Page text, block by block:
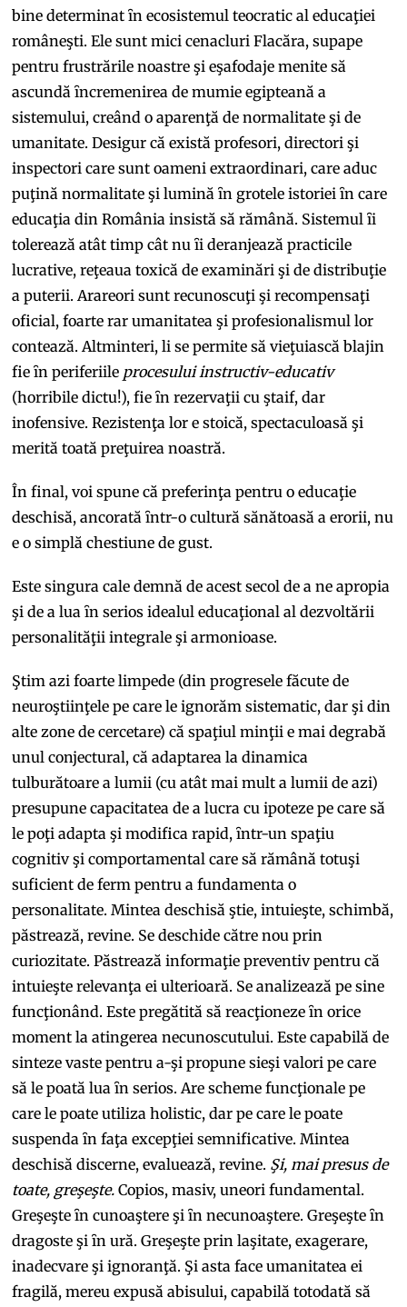
bine determinat ȋn ecosistemul teocratic al educaţiei
româneşti. Ele sunt mici cenacluri Flacăra, supape
pentru frustrările noastre şi eşafodaje menite să
ascundă ȋncremenirea de mumie egipteană a
sistemului, creând o aparenţă de normalitate şi de
umanitate. Desigur că există profesori, directori şi
inspectori care sunt oameni extraordinari, care aduc
puţină normalitate şi lumină ȋn grotele istoriei ȋn care
educaţia din România insistă să rămână. Sistemul ȋi
tolerează atât timp cât nu ȋi deranjează practicile
lucrative, reţeaua toxică de examinări şi de distribuţie
a puterii. Arareori sunt recunoscuţi şi recompensaţi
oficial, foarte rar umanitatea şi profesionalismul lor
contează. Altminteri, li se permite să vieţuiască blajin
fie ȋn periferiile procesului instructiv-educativ
(horribile dictu!), fie ȋn rezervaţii cu ştaif, dar
inofensive. Rezistenţa lor e stoică, spectaculoasă şi
merită toată preţuirea noastră.
În final, voi spune că preferinţa pentru o educaţie
deschisă, ancorată ȋntr-o cultură sănătoasă a erorii, nu
e o simplă chestiune de gust.
Este singura cale demnă de acest secol de a ne apropia
şi de a lua ȋn serios idealul educaţional al dezvoltării
personalităţii integrale şi armonioase.
Ştim azi foarte limpede (din progresele făcute de
neuroştiinţele pe care le ignorăm sistematic, dar şi din
alte zone de cercetare) că spaţiul minţii e mai degrabă
unul conjectural, că adaptarea la dinamica
tulburătoare a lumii (cu atât mai mult a lumii de azi)
presupune capacitatea de a lucra cu ipoteze pe care să
le poţi adapta şi modifica rapid, ȋntr-un spaţiu
cognitiv şi comportamental care să rămână totuşi
suficient de ferm pentru a fundamenta o
personalitate. Mintea deschisă ştie, intuieşte, schimbă,
păstrează, revine. Se deschide către nou prin
curiozitate. Păstrează informaţie preventiv pentru că
intuieşte relevanţa ei ulterioară. Se analizează pe sine
funcţionând. Este pregătită să reacţioneze ȋn orice
moment la atingerea necunoscutului. Este capabilă de
sinteze vaste pentru a-şi propune sieşi valori pe care
să le poată lua ȋn serios. Are scheme funcţionale pe
care le poate utiliza holistic, dar pe care le poate
suspenda ȋn faţa excepţiei semnificative. Mintea
deschisă discerne, evaluează, revine. Şi, mai presus de
toate, greşeşte. Copios, masiv, uneori fundamental.
Greşeşte ȋn cunoaştere şi ȋn necunoaştere. Greşeşte ȋn
dragoste şi ȋn ură. Greşeşte prin laşitate, exagerare,
inadecvare şi ignoranţă. Şi asta face umanitatea ei
fragilă, mereu expusă abisului, capabilă totodată să